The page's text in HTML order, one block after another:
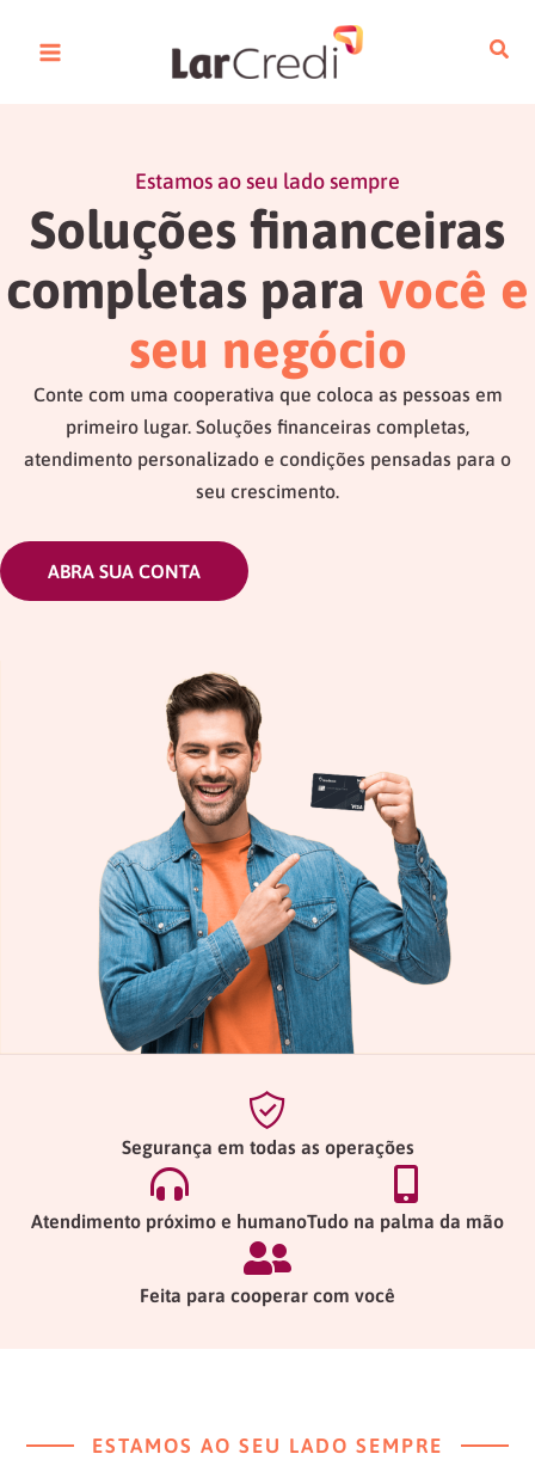
Estamos ao seu lado sempre
Soluções financeiras
completas para você e
seu negócio
Conte com uma cooperativa que coloca as pessoas em
primeiro lugar. Soluções financeiras completas,
atendimento personalizado e condições pensadas para o
seu crescimento.
ABRA SUA CONTA
Segurança em todas as operações
Atendimento próximo e humanoTudo na palma da mão
Feita para cooperar com você
ESTAMOS AO SEU LADO SEMPRE